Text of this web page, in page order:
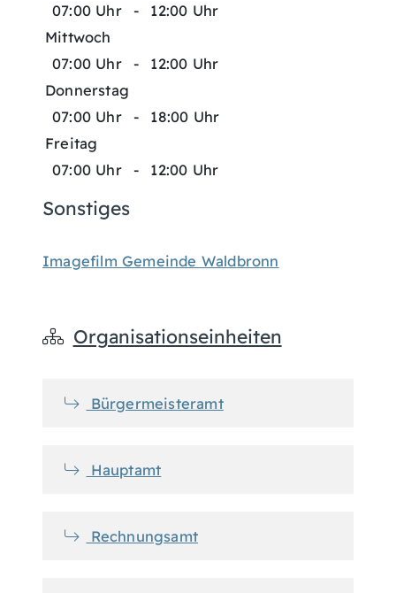
07:00 Uhr
-
12:00 Uhr
Mittwoch
07:00 Uhr
-
12:00 Uhr
Donnerstag
07:00 Uhr
-
18:00 Uhr
Freitag
07:00 Uhr
- 12:00 Uhr
Sonstiges
Imagefilm Gemeinde Waldbronn
Organisationseinheiten
Bürgermeisteramt
Hauptamt
Rechnungsamt